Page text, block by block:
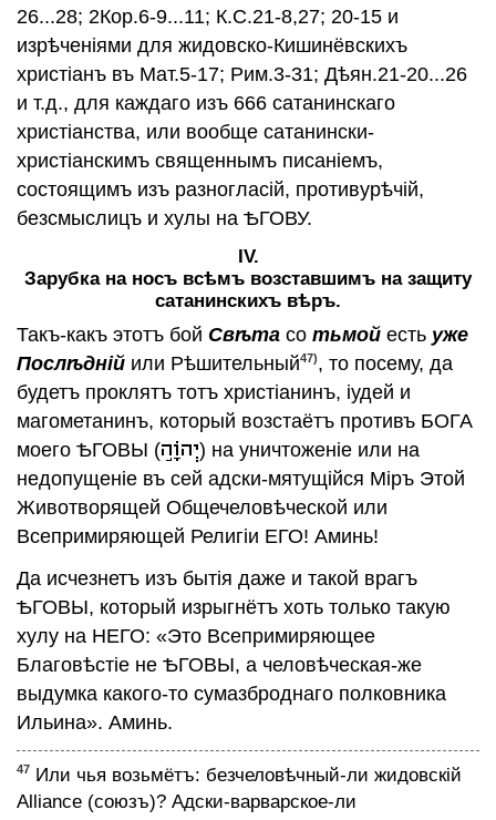
26...28; 2Кор.6-9...11; К.С.21-8,27; 20-15 и
изрѣченiями для жидовско-Кишинёвскихъ
христiанъ въ Мат.5-17; Рим.3-31; Дѣян.21-20...26
и т.д., для каждаго изъ 666 сатанинскаго
христiанства, или вообще сатанински-
христiанскимъ священнымъ писанiемъ,
состоящимъ изъ разногласiй, противурѣчiй,
безсмыслицъ и хулы на ѢГОВУ.
IV.
Зарубка на носъ всѣмъ возставшимъ на защиту
сатанинскихъ вѣръ.
Такъ-какъ этотъ бой Свѣта со тьмой есть уже
Послѣднiй или Рѣшительный47), то посему, да
будетъ проклятъ тотъ христiанинъ, iудей и
магометанинъ, который возстаётъ противъ БОГА
моего ѢГОВЫ (
) на уничтоженiе или на
недопущенiе въ сей адски-мятущiйся Мiръ Этой
Животворящей Общечеловѣческой или
Всепримиряющей Религiи ЕГО! Аминь!
Да исчезнетъ изъ бытiя даже и такой врагъ
ѢГОВЫ, который изрыгнётъ хоть только такую
хулу на НЕГО: «Это Всепримиряющее
Благовѣстiе не ѢГОВЫ, а человѣческая-же
выдумка какого-то сумазброднаго полковника
Ильина». Аминь.
47 Или чья возьмётъ: безчеловѣчный-ли жидовскiй
Alliance (союзъ)? Адски-варварское-ли